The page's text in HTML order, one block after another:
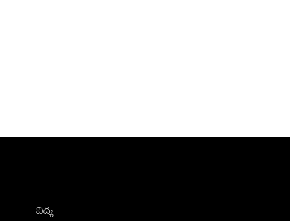
విద్య